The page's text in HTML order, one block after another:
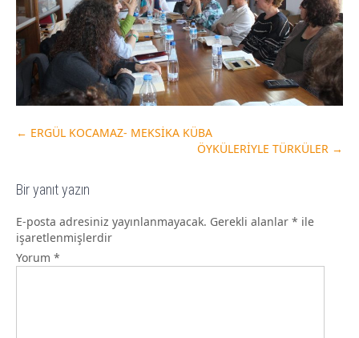
← ERGÜL KOCAMAZ- MEKSİKA KÜBA
ÖYKÜLERİYLE TÜRKÜLER →
Bir yanıt yazın
E-posta adresiniz yayınlanmayacak. Gerekli alanlar * ile
işaretlenmişlerdir
Yorum *